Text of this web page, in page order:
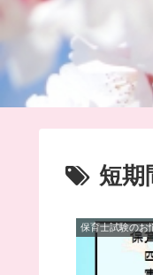
短期
保育士試験のお